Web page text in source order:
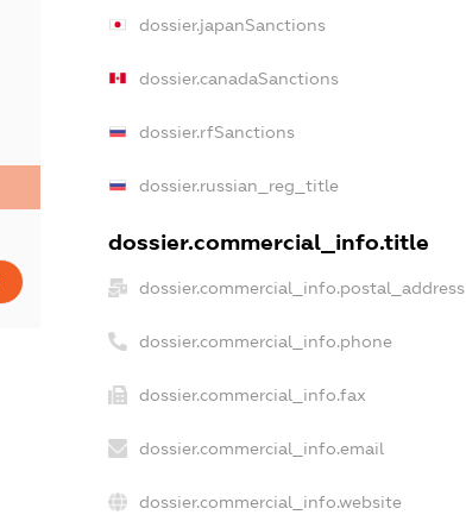
dossier.japanSanctions
dossier.canadaSanctions
dossier.rfSanctions
dossier.russian_reg_title
dossier.commercial_info.title
dossier.commercial_info.postal_address
dossier.commercial_info.phone
dossier.commercial_info.fax
dossier.commercial_info.email
dossier.commercial_info.website